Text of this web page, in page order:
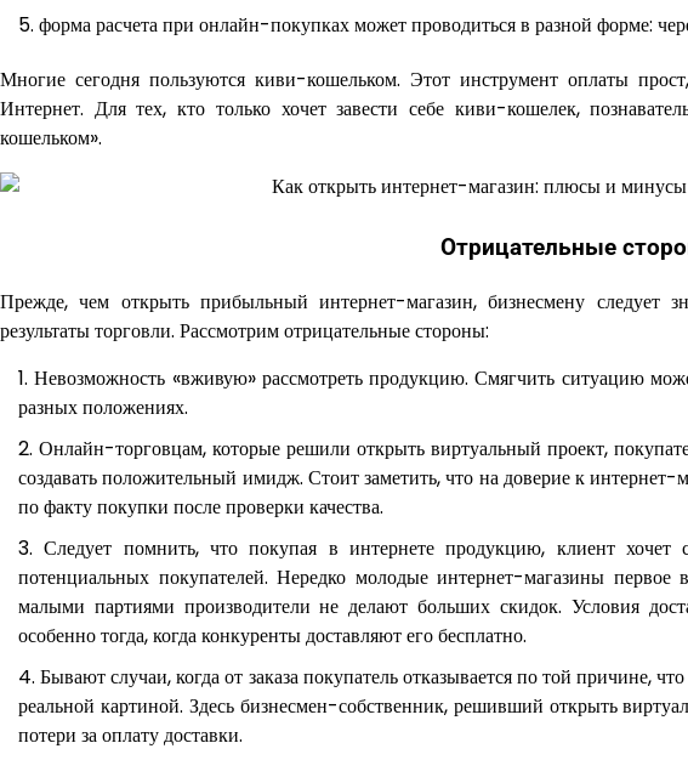
форма расчета при онлайн-покупках может проводиться в разной форме:
Многие сегодня пользуются киви-кошельком. Этот инструмент оплаты
Интернет. Для тех, кто только хочет завести себе киви-кошелек,
кошельком».
Отрицательные
Прежде, чем открыть прибыльный интернет-магазин, бизнесмену следует
результаты торговли. Рассмотрим отрицательные стороны:
Невозможность «вживую» рассмотреть продукцию. Смягчить ситуацию
разных положениях.
Онлайн-торговцам, которые решили открыть виртуальный проект,
создавать положительный имидж. Стоит заметить, что на доверие к
по факту покупки после проверки качества.
Следует помнить, что покупая в интернете продукцию, клиент хочет
потенциальных покупателей. Нередко молодые интернет-магазины
малыми партиями производители не делают больших скидок. Условия
особенно тогда, когда конкуренты доставляют его бесплатно.
Бывают случаи, когда от заказа покупатель отказывается по той причине,
реальной картиной. Здесь бизнесмен-собственник, решивший открыть
потери за оплату доставки.